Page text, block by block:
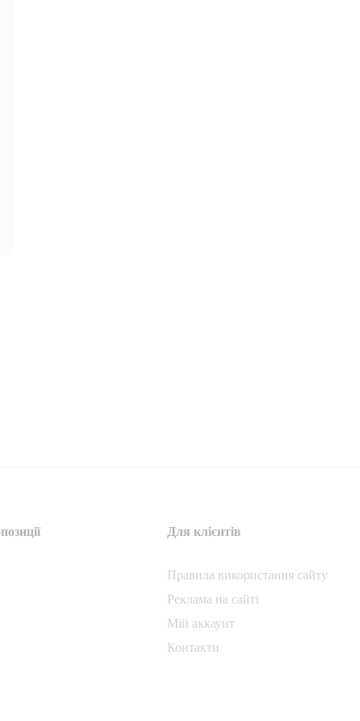
Для клієнтів
Правила використання сайту
Реклама на сайті
Мій аккаунт
Контакти